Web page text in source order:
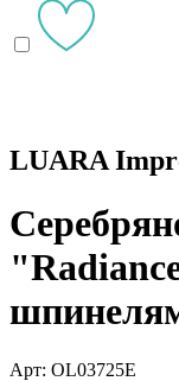
LUARA
Арт: OL03725E